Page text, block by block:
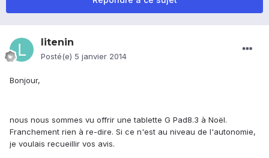
litenin
Posté(e) 5 janvier 2014
Bonjour,
nous nous sommes vu offrir une tablette G Pad8.3 à Noël.
Franchement rien à re-dire. Si ce n'est au niveau de l'autonomie,
je voulais recueillir vos avis.